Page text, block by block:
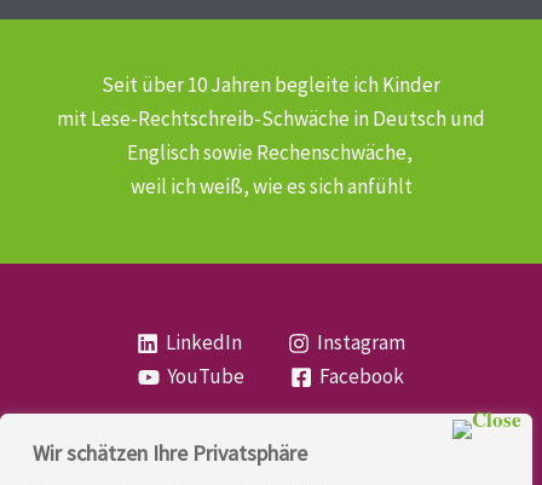
Wir schätzen Ihre Privatsphäre
Seit über 10 Jahren begleite ich Kinder
mit Lese-Rechtschreib-Schwächein Deutsch und
Englisch sowie Rechenschwäche,
weil ich weiß, wie es sich anfühlt
LinkedIn
Instagram
YouTube
Facebook